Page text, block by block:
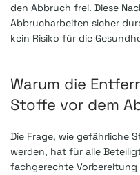
den Abbruch frei. Diese
Abbrucharbeiten sicher
kein Risiko für die
Warum die
Stoffe vor dem
Die Frage, wie gefährliche
werden, hat für alle
fachgerechte